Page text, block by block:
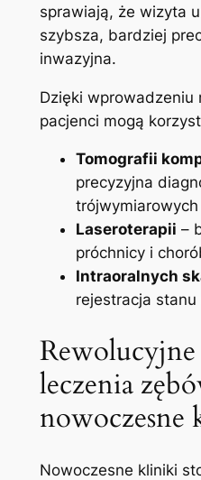
⁢sprawiają, że wizyta
szybsza, bardziej
inwazyjna.
Dzięki ​wprowadzeniu
pacjenci mogą
Tomografii⁢
precyzyjna
Laseroterapii –
próchnicy i
Intraoralnych
rejestracja stanu‍
leczenia
Nowoczesne kliniki